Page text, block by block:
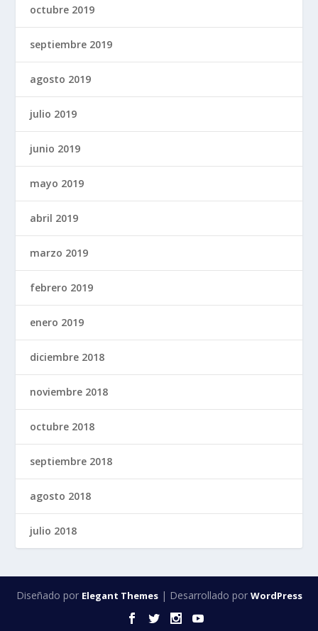
octubre 2019
septiembre 2019
agosto 2019
julio 2019
junio 2019
mayo 2019
abril 2019
marzo 2019
febrero 2019
enero 2019
diciembre 2018
noviembre 2018
octubre 2018
septiembre 2018
agosto 2018
julio 2018
Diseñado por Elegant Themes| Desarrollado por WordPress